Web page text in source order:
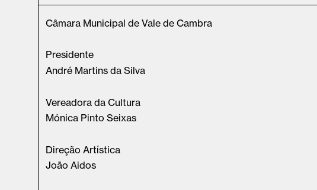
Câmara Municipal de Vale de Cambra
Presidente
André Martins da Silva
Vereadora da Cultura
Mónica Pinto Seixas
Direção Artística
João Aidos